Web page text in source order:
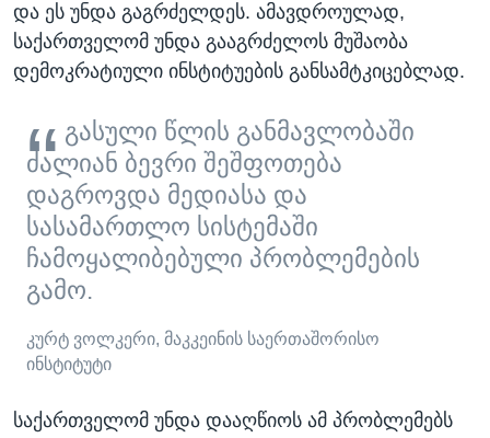
და ეს უნდა გაგრძელდეს. ამავდროულად,
საქართველომ უნდა გააგრძელოს მუშაობა
დემოკრატიული ინსტიტუების განსამტკიცებლად.
გასული წლის განმავლობაში
ძალიან ბევრი შეშფოთება
დაგროვდა მედიასა და
სასამართლო სისტემაში
ჩამოყალიბებული პრობლემების
გამო.
კურტ ვოლკერი, მაკკეინის საერთაშორისო
ინსტიტუტი
საქართველომ უნდა დააღწიოს ამ პრობლემებს